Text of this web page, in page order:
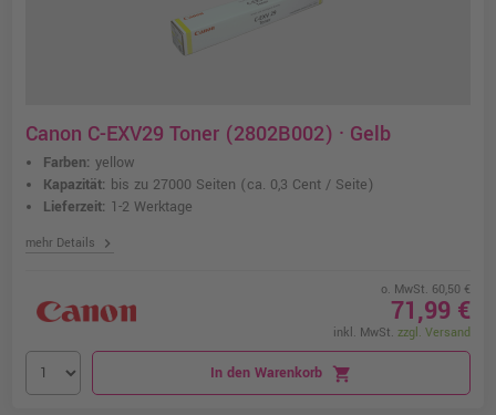
Canon C-EXV29 Toner (2802B002) · Gelb
Farben: yellow
Kapazität: bis zu 27000 Seiten (ca. 0,3 Cent / Seite)
Lieferzeit: 1-2 Werktage
mehr Details chevron_right
o. MwSt. 60,50 €
71,99 €
inkl. MwSt. zzgl. Versand
In den Warenkorb shopping_cart